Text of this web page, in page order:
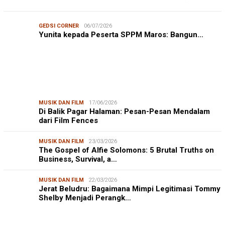
GEDSI CORNER 06/07/2026
Yunita kepada Peserta SPPM Maros: Bangun…
MUSIK DAN FILM 17/06/2026
Di Balik Pagar Halaman: Pesan-Pesan Mendalam
dari Film Fences
MUSIK DAN FILM 23/03/2026
The Gospel of Alfie Solomons: 5 Brutal Truths on
Business, Survival, a…
MUSIK DAN FILM 22/03/2026
Jerat Beludru: Bagaimana Mimpi Legitimasi Tommy
Shelby Menjadi Perangk…